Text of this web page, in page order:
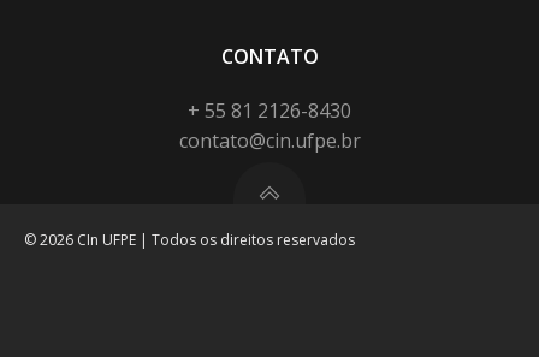
CONTATO
+ 55 81 2126-8430
contato@cin.ufpe.br
© 2026 CIn UFPE | Todos os direitos reservados